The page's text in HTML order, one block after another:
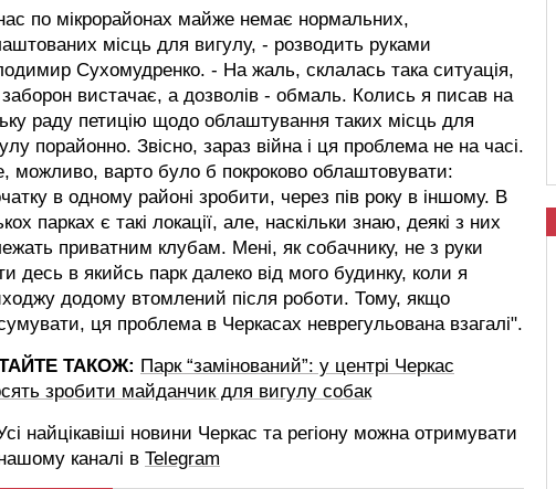
по мікрорайонах майже немає нормальних,
місць для вигулу, - розводить руками
Сухомудренко. - На жаль, склалась така ситуація,
вистачає, а дозволів - обмаль. Колись я писав на
раду петицію щодо облаштування таких місць для
порайонно. Звісно, зараз війна і ця проблема не на часі.
можливо, варто було б покроково облаштовувати:
в одному районі зробити, через пів року в іншому. В
парках є такі локації, але, наскільки знаю, деякі з них
приватним клубам. Мені, як собачнику, не з руки
десь в якийсь парк далеко від мого будинку, коли я
додому втомлений після роботи. Тому, якщо
ця проблема в Черкасах неврегульована взагалі".
ТАКОЖ: Парк “замінований”: у центрі Черкас
зробити майданчик для вигулу собак
найцікавіші новини Черкас та регіону можна отримувати
каналі в Telegram